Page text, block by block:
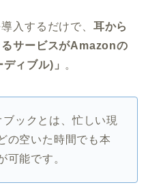
入するだけで、 耳から
サービスがAmazonの
ィブル)」 。
ックとは、忙しい現
の空いた時間でも本
可能です。